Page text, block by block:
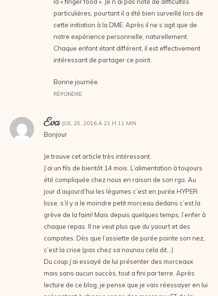
particulières, pourtant il a été bien surveillé lors de
cette initiation à la DME. Après il ne s’agit que de
notre expérience personnelle, naturellement.
Chaque enfant étant différent, il est effectivement
intéressant de partager ce point.
Bonne journée.
RÉPONDRE
Eva JUIL 25, 2016 À 21 H 11 MIN
Bonjour
Je trouve cet article très intéressant.
J’ai un fils de bientôt 14 mois. L’alimentation à toujours
été compliquée chez nous en raison de son rgo. Au
jour d’aujourd’hui les légumes c’est en purée HYPER
lisse, s’il y a le moindre petit morceau dedans c’est la
grève de la faim! Mais depuis quelques temps, l’enfer à
chaque repas. Il ne veut plus que du yaourt et des
compotes. Dès que l’assiette de purée pointe son nez,
c’est la crise (pas chez sa nounou cela dit…).
Du coup j’ai essayé de lui présenter des morceaux
mais sans aucun succès, tout a fini par terre. Après
lecture de ce blog, je pense que je vais réessayer en lui